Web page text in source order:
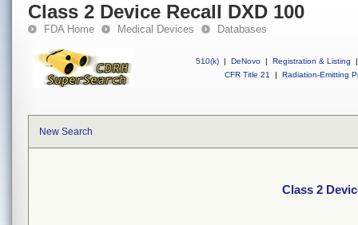
Class 2 Device Recall DXD 100
FDA Home Medical Devices Databases
510(k) | DeNovo | Registration & Listing
|
CFR Title 21
| Radiation-Emitting
New Search
Class 2